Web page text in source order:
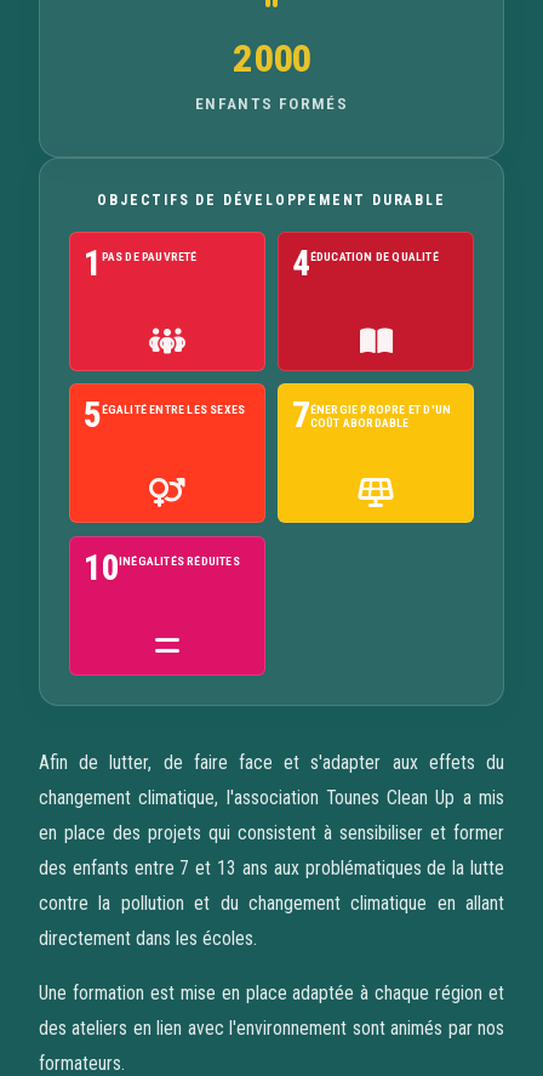
2 000
ENFANTS FORMÉS
OBJECTIFS DE DÉVELOPPEMENT DURABLE
1 PAS DE PAUVRETÉ 4ÉDUCATION DE QUALITÉ
5ÉGALITÉ ENTRE LES SEXES 7ÉNERGIE PROPRE ET D'UN
COÛT ABORDABLE
10INÉGALITÉS RÉDUITES
Afin de lutter, de faire face et s'adapter aux effets du
changement climatique, l'association Tounes Clean Up a mis
en place des projets qui consistent à sensibiliser et former
des enfants entre 7 et 13 ans aux problématiques de la lutte
contre la pollution et du changement climatique en allant
directement dans les écoles.
Une formation est mise en place adaptée à chaque région et
des ateliers en lien avec l'environnement sont animés par nos
formateurs.